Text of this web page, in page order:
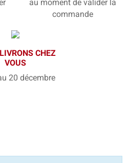
au moment de valider la
commande
CHEZ
VOUS
20 décembre